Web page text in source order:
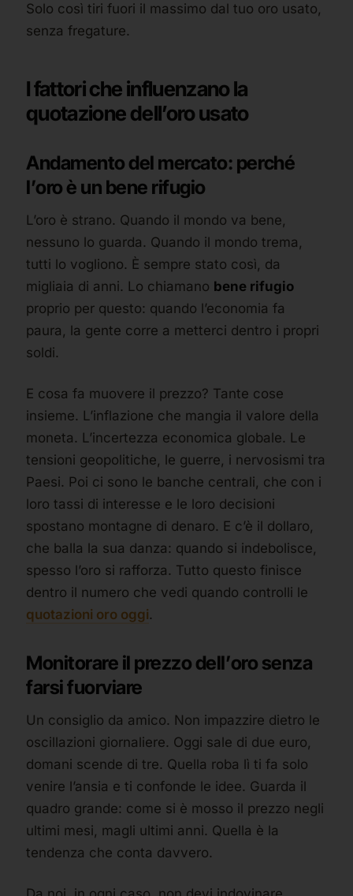
Solo così tiri fuori il massimo dal tuo oro usato,
senza fregature.
I fattori che influenzano la
quotazione dell’oro usato
Andamento del mercato: perché
l’oro è un bene rifugio
L’oro è strano. Quando il mondo va bene,
nessuno lo guarda. Quando il mondo trema,
tutti lo vogliono. È sempre stato così, da
migliaia di anni. Lo chiamano bene rifugio
proprio per questo: quando l’economia fa
paura, la gente corre a metterci dentro i propri
soldi.
E cosa fa muovere il prezzo? Tante cose
insieme. L’inflazione che mangia il valore della
moneta. L’incertezza economica globale. Le
tensioni geopolitiche, le guerre, i nervosismi tra
Paesi. Poi ci sono le banche centrali, che con i
loro tassi di interesse e le loro decisioni
spostano montagne di denaro. E c’è il dollaro,
che balla la sua danza: quando si indebolisce,
spesso l’oro si rafforza. Tutto questo finisce
dentro il numero che vedi quando controlli le
quotazioni oro oggi.
Monitorare il prezzo dell’oro senza
farsi fuorviare
Un consiglio da amico. Non impazzire dietro le
oscillazioni giornaliere. Oggi sale di due euro,
domani scende di tre. Quella roba lì ti fa solo
venire l’ansia e ti confonde le idee. Guarda il
quadro grande: come si è mosso il prezzo negli
ultimi mesi, magli ultimi anni. Quella è la
tendenza che conta davvero.